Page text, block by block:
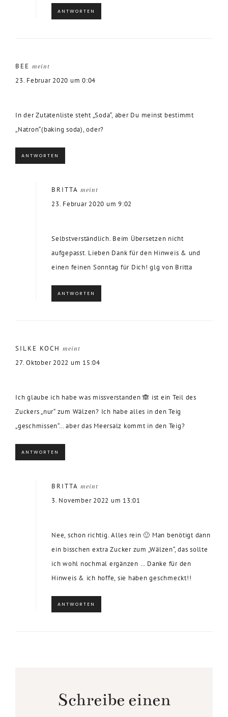
ANTWORTEN
BEE meint
23. Februar 2020 um 0:04
In der Zutatenliste steht „Soda“, aber Du meinst bestimmt
„Natron“(baking soda), oder?
ANTWORTEN
BRITTA meint
23. Februar 2020 um 9:02
Selbstverständlich. Beim Übersetzen nicht
aufgepasst. Lieben Dank für den Hinweis & und
einen feinen Sonntag für Dich! glg von Britta
ANTWORTEN
SILKE KOCH meint
27. Oktober 2022 um 15:04
Ich glaube ich habe was missverstanden 🙈 ist ein Teil des
Zuckers „nur“ zum Wälzen? Ich habe alles in den Teig
„geschmissen“… aber das Meersalz kommt in den Teig?
ANTWORTEN
BRITTA meint
3. November 2022 um 13:01
Nee, schon richtig. Alles rein 🙂 Man benötigt dann
ein bisschen extra Zucker zum „Wälzen“, das sollte
ich wohl nochmal ergänzen … Danke für den
Hinweis & ich hoffe, sie haben geschmeckt!!
ANTWORTEN
Schreibe einen